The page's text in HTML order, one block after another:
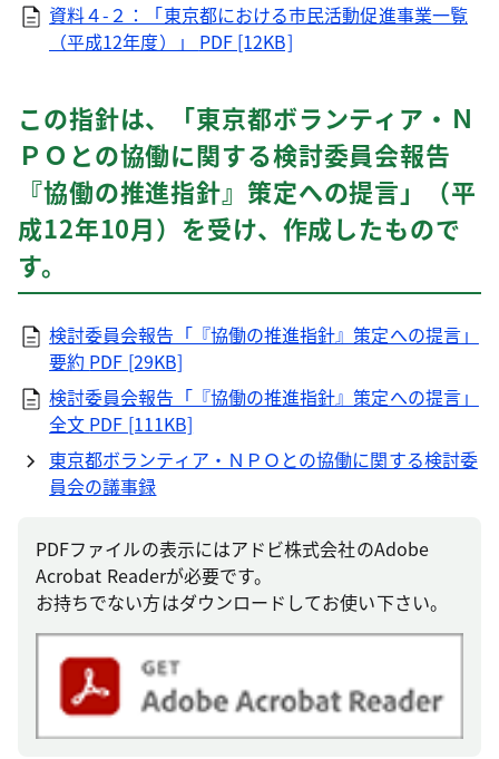
資料４-２：「東京都における市民活動促進事業一覧
（平成12年度）」 PDF [12KB]
この指針は、「東京都ボランティア・Ｎ
ＰＯとの協働に関する検討委員会報告
『協働の推進指針』策定への提言」（平
成12年10月）を受け、作成したもので
す。
検討委員会報告「『協働の推進指針』策定への提言」
要約 PDF [29KB]
検討委員会報告「『協働の推進指針』策定への提言」
全文 PDF [111KB]
東京都ボランティア・ＮＰＯとの協働に関する検討委
員会の議事録
PDFファイルの表示にはアドビ株式会社のAdobe
Acrobat Readerが必要です。
お持ちでない方はダウンロードしてお使い下さい。